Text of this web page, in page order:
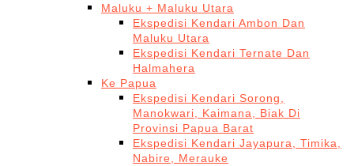
Maluku + Maluku Utara
Ekspedisi Kendari Ambon Dan
Maluku Utara
Ekspedisi Kendari Ternate Dan
Halmahera
Ke Papua
Ekspedisi Kendari Sorong,
Manokwari, Kaimana, Biak Di
Provinsi Papua Barat
Ekspedisi Kendari Jayapura, Timika,
Nabire, Merauke